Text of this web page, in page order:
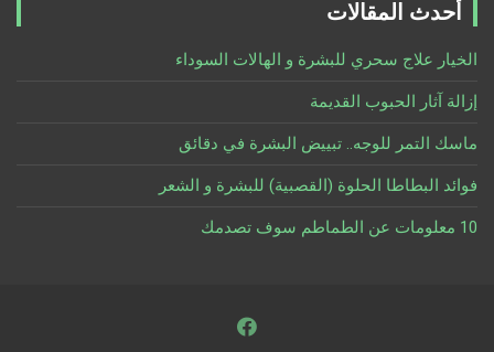
أحدث المقالات
الخيار علاج سحري للبشرة و الهالات السوداء
إزالة آثار الحبوب القديمة
ماسك التمر للوجه.. تبييض البشرة في دقائق
فوائد البطاطا الحلوة (القصبية) للبشرة و الشعر
10 معلومات عن الطماطم سوف تصدمك